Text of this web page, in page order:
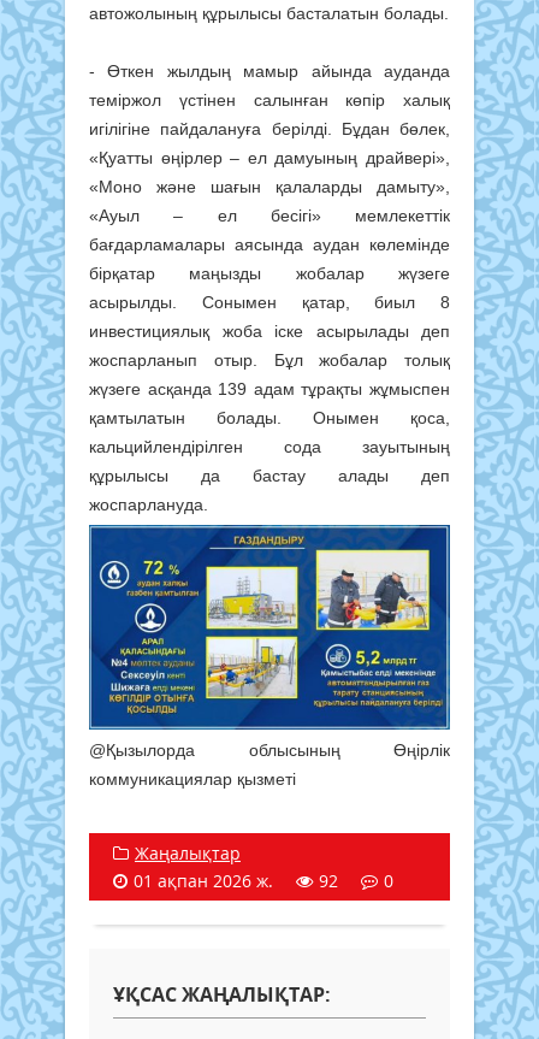
автожолының құрылысы басталатын болады.
- Өткен жылдың мамыр айында ауданда
теміржол үстінен салынған көпір халық
игілігіне пайдалануға берілді. Бұдан бөлек,
«Қуатты өңірлер – ел дамуының драйвері»,
«Моно және шағын қалаларды дамыту»,
«Ауыл – ел бесігі» мемлекеттік
бағдарламалары аясында аудан көлемінде
бірқатар маңызды жобалар жүзеге
асырылды. Сонымен қатар, биыл 8
инвестициялық жоба іске асырылады деп
жоспарланып отыр. Бұл жобалар толық
жүзеге асқанда 139 адам тұрақты жұмыспен
қамтылатын болады. Онымен қоса,
кальцийлендірілген сода зауытының
құрылысы да бастау алады деп
жоспарлануда.
@Қызылорда облысының Өңірлік
коммуникациялар қызметі
Жаңалықтар
01 ақпан 2026 ж.
92 0
ҰҚСАС ЖАҢАЛЫҚТАР: